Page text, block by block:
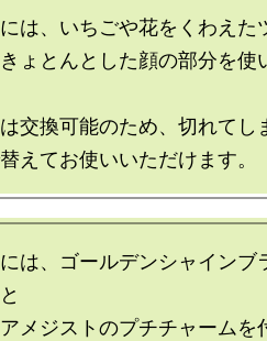
は、いちごや花をくわえた
ょとんとした顔の部分を使
交換可能のため、切れてし
は、ゴールデンシャインブ
メジストのプチチャームを